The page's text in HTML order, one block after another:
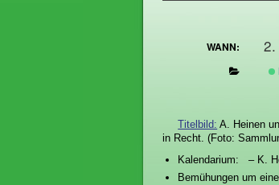
WANN:
Titelbild: A. Heinen
in Recht. (Foto:
Kalendarium: – K.
Bemühungen um